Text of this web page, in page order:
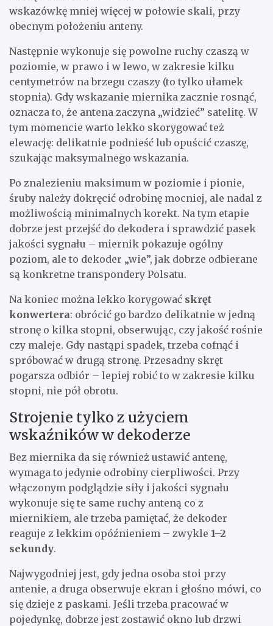
wskazówkę mniej więcej w połowie skali, przy
obecnym położeniu anteny.
Następnie wykonuje się powolne ruchy czaszą w
poziomie, w prawo i w lewo, w zakresie kilku
centymetrów na brzegu czaszy (to tylko ułamek
stopnia). Gdy wskazanie miernika zacznie rosnąć,
oznacza to, że antena zaczyna „widzieć” satelitę. W
tym momencie warto lekko skorygować też
elewację: delikatnie podnieść lub opuścić czaszę,
szukając maksymalnego wskazania.
Po znalezieniu maksimum w poziomie i pionie,
śruby należy dokręcić odrobinę mocniej, ale nadal z
możliwością minimalnych korekt. Na tym etapie
dobrze jest przejść do dekodera i sprawdzić pasek
jakości sygnału – miernik pokazuje ogólny
poziom, ale to dekoder „wie”, jak dobrze odbierane
są konkretne transpondery Polsatu.
Na koniec można lekko korygować skręt
konwertera: obrócić go bardzo delikatnie w jedną
stronę o kilka stopni, obserwując, czy jakość rośnie
czy maleje. Gdy nastąpi spadek, trzeba cofnąć i
spróbować w drugą stronę. Przesadny skręt
pogarsza odbiór – lepiej robić to w zakresie kilku
stopni, nie pół obrotu.
Strojenie tylko z użyciem
wskaźników w dekoderze
Bez miernika da się również ustawić antenę,
wymaga to jedynie odrobiny cierpliwości. Przy
włączonym podglądzie siły i jakości sygnału
wykonuje się te same ruchy anteną co z
miernikiem, ale trzeba pamiętać, że dekoder
reaguje z lekkim opóźnieniem – zwykle 1–2
sekundy.
Najwygodniej jest, gdy jedna osoba stoi przy
antenie, a druga obserwuje ekran i głośno mówi, co
się dzieje z paskami. Jeśli trzeba pracować w
pojedynkę, dobrze jest zostawić okno lub drzwi